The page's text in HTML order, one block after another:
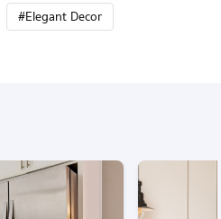
#Elegant Decor